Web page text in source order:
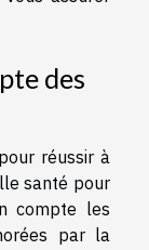
des
réussir à
santé pour
compte les
par la